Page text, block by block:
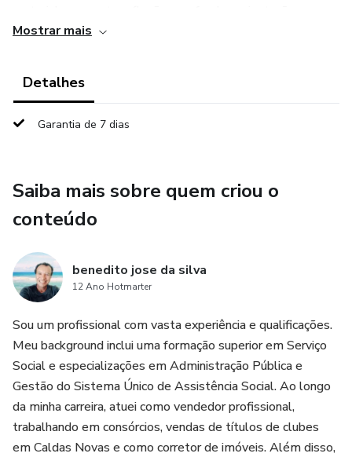
práticas e estratégias emocionais que ajudam o leitor a
emocionalmente.
Ao longo da leitura, você aprenderá:
✔ Como o desgaste emocional afeta mente, corpo e
relacionamentos
✔ Estratégias práticas para fortalecer sua saúde emocional
cotidiano
✔ Caminhos possíveis para melhorar sua qualidade de vida
Conteúdo especial sobre:
Saúde emocional
Mostrar mais
Detalhes
Garantia de 7 dias
Saiba mais sobre quem criou o
conteúdo
benedito jose da silva
12 Ano Hotmarter
Sou um profissional com vasta experiência e qualificações.
Meu background inclui uma formação superior em Serviço
Social e especializações em Administração Pública e
Gestão do Sistema Único de Assistência Social. Ao longo
da minha carreira, atuei como vendedor profissional,
trabalhando em consórcios, vendas de títulos de clubes
em Caldas Novas e como corretor de imóveis. Além disso,